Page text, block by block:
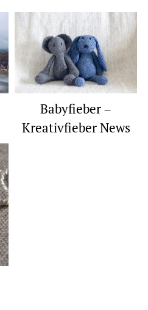
Babyfieber –
Kreativfieber News